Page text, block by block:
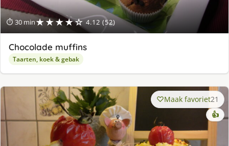
⏱ 30 min★★★★☆ 4.12 (52)
Chocolade muffins
Taarten, koek & gebak
Maak favoriet21
👍